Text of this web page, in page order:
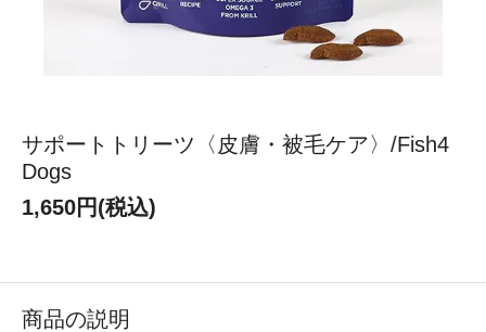
サポートトリーツ〈皮膚・被毛ケア〉/Fish4
Dogs
1,650円(税込)
商品の説明